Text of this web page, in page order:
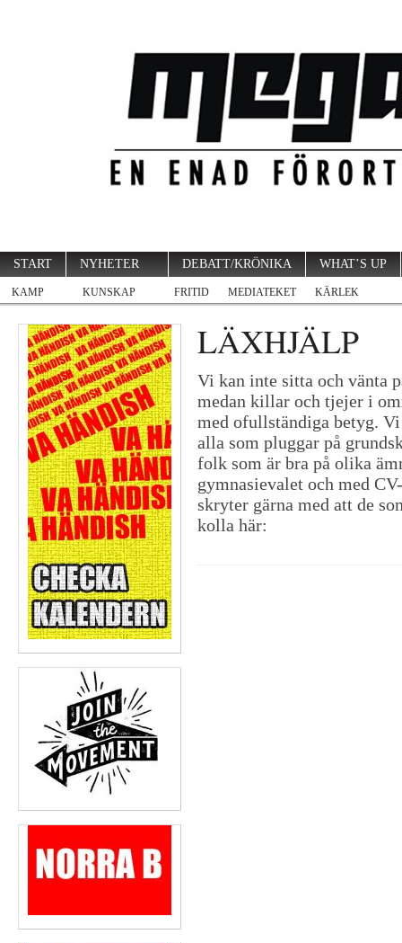
START NYHETER DEBATT/KRÖNIKA WHAT’S UP
KAMP KUNSKAP FRITID MEDIATEKET KÄRLEK
LÄXHJÄLP
Vi kan inte sitta och vänta
medan killar och tjejer i
med ofullständiga betyg.
alla som pluggar på
folk som är bra på olika
gymnasievalet och med
skryter gärna med att de
kolla här: